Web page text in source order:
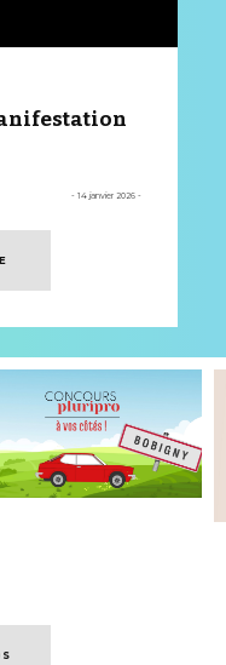
- 14 janvier 2026 -